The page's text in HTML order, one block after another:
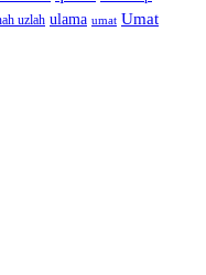
uzlah ulama umat Umat